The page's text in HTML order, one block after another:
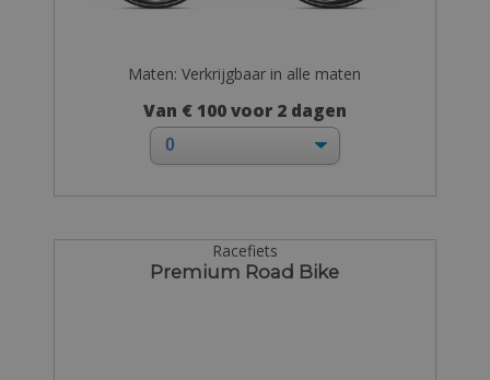
Maten: Verkrijgbaar in alle maten
Van € 100 voor 2 dagen
Racefiets
Premium Road Bike